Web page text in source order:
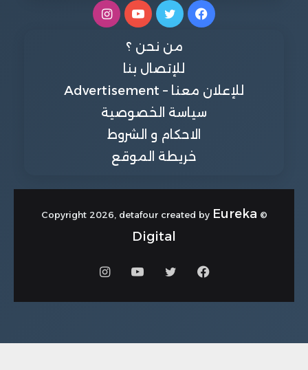
فيسبوكتويتر يوتيوبانستقرام
من نحن ؟
للإتصال بنا
للإعلان معنا – Advertisement
سياسة الخصوصية
الاحكام و الشروط
خريطة الموقع
© Copyright 2026, detafour created by
Eureka
Digital
فيسبوكتويتر يوتيوبانستقرام